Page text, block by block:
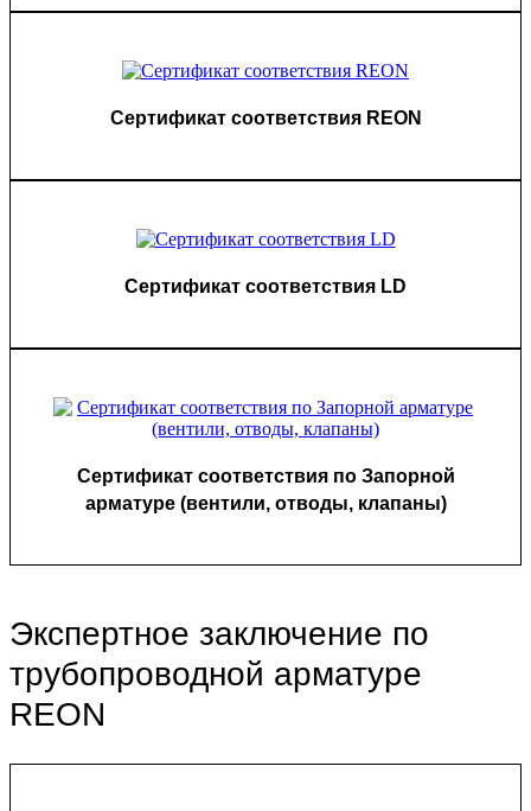
Сертификат соответствия REON
Сертификат соответствия LD
Сертификат соответствия по Запорной
арматуре (вентили, отводы, клапаны)
Экспертное заключение по
трубопроводной арматуре
REON